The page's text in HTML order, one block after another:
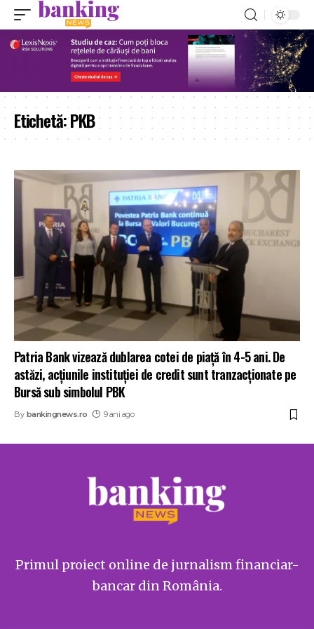
Etichetă:PKB
Patria Bank vizează dublarea cotei de piață în 4-5 ani. De
astăzi, acțiunile instituției de credit sunt tranzacționate pe
Bursă sub simbolul PBK
By bankingnews.ro 9 ani ago
Primul proiect online de jurnalism financiar-
bancar din România.